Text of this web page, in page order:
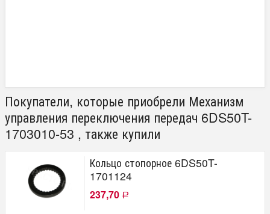
Покупатели, которые приобрели Механизм
управления переключения передач 6DS50T-
1703010-53 , также купили
Кольцо стопорное 6DS50T-
1701124
237,70 Р